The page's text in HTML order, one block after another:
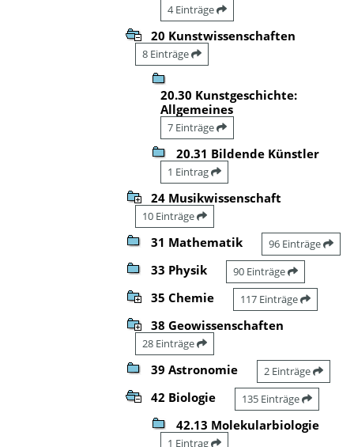
4 Einträge
20 Kunstwissenschaften
8 Einträge
20.30 Kunstgeschichte:
Allgemeines
7 Einträge
20.31 Bildende Künstler
1 Eintrag
24 Musikwissenschaft
10 Einträge
31 Mathematik 96 Einträge
33 Physik 90 Einträge
35 Chemie 117 Einträge
38 Geowissenschaften
28 Einträge
39 Astronomie 2 Einträge
42 Biologie 135 Einträge
42.13 Molekularbiologie
1 Eintrag